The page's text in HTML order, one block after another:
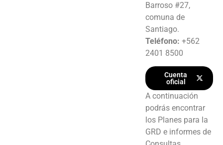
Barroso #27,
comuna de
Santiago.
Teléfono: +562
2401 8500
Cuenta
oficial
A continuación
podrás encontrar
los Planes para la
GRD e informes de